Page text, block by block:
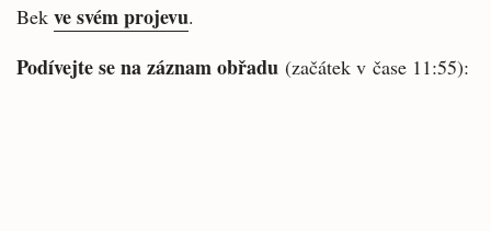
Bek ve svém projevu.
Podívejte se na záznam obřadu (začátek v čase 11:55):